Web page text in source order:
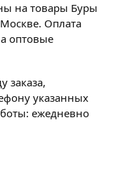
на товары Буры
Оплата
оптовые
заказа,
указанных
ежедневно